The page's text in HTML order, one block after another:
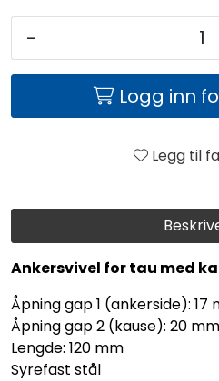
Ankersvivel for tau med
Åpning gap 1 (ankerside): 17
Åpning gap 2 (kause): 20
Lengde: 120 mm
Syrefast stål
-
Logg inn
Legg til